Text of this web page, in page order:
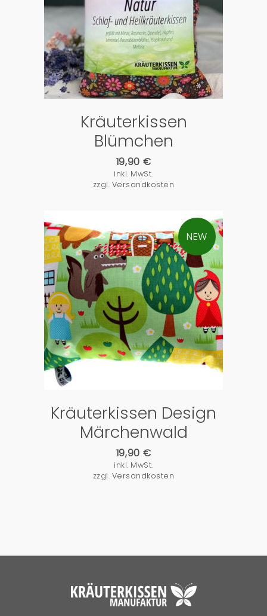
PRODUKTDETAILS
Kräuterkissen
Blümchen
19,90 €
inkl. MwSt.
zzgl. Versandkosten
NEW
PRODUKTDETAILS
Kräuterkissen Design
Märchenwald
19,90 €
inkl. MwSt.
zzgl. Versandkosten